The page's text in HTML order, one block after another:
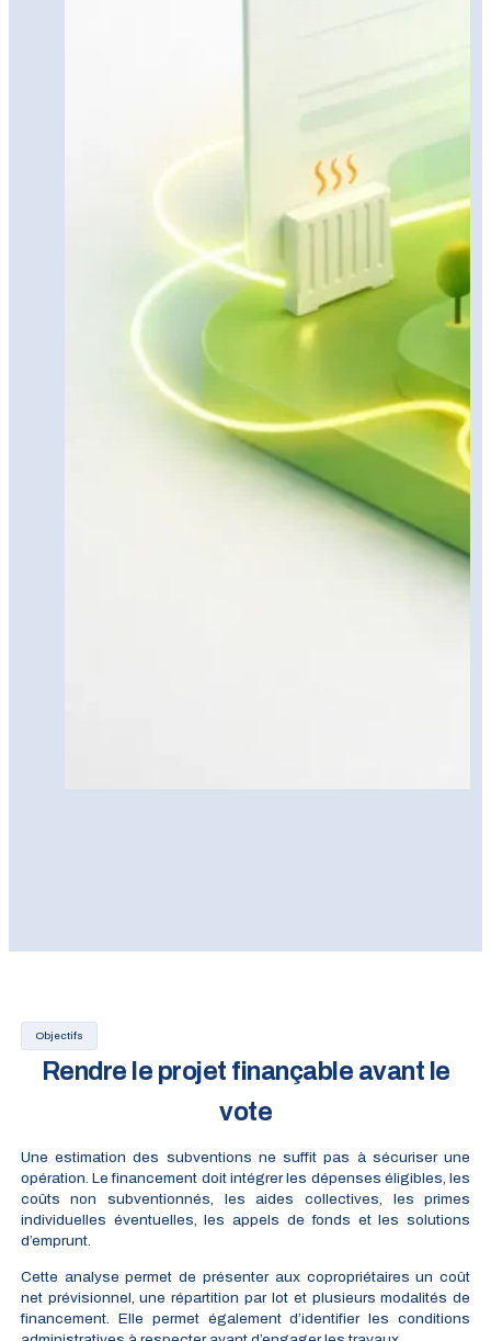
Objectifs
Rendre le projet finançable avant le
vote
Une estimation des subventions ne suffit pas à sécuriser une
opération. Le financement doit intégrer les dépenses éligibles, les
coûts non subventionnés, les aides collectives, les primes
individuelles éventuelles, les appels de fonds et les solutions
d’emprunt.
Cette analyse permet de présenter aux copropriétaires un coût
net prévisionnel, une répartition par lot et plusieurs modalités de
financement. Elle permet également d’identifier les conditions